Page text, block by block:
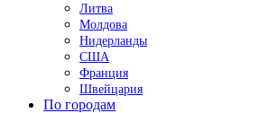
Литва
Молдова
Нидерланды
США
Франция
Швейцария
По городам